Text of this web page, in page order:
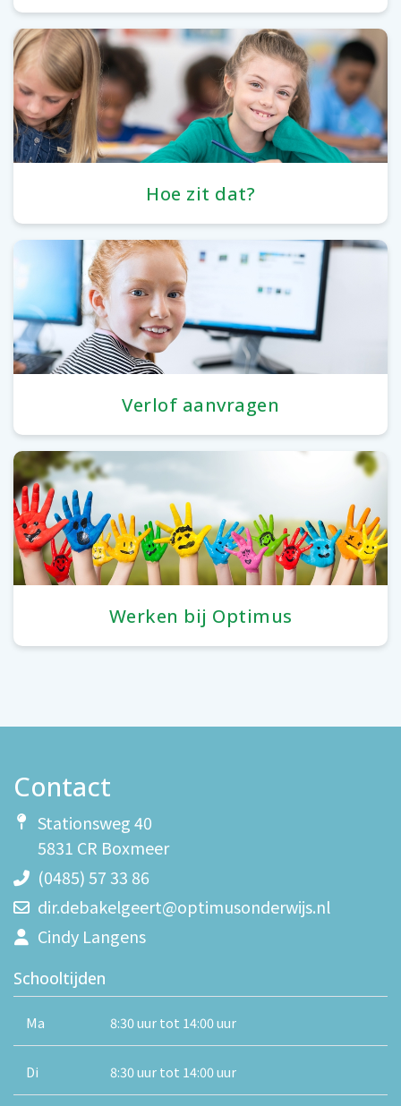
Hoe zit dat?
Verlof aanvragen
Werken bij Optimus
Contact
Stationsweg 40
5831 CR Boxmeer
(0485) 57 33 86
dir.debakelgeert@optimusonderwijs.nl
Cindy Langens
Schooltijden
Ma 8:30 uur tot 14:00 uur
Di 8:30 uur tot 14:00 uur